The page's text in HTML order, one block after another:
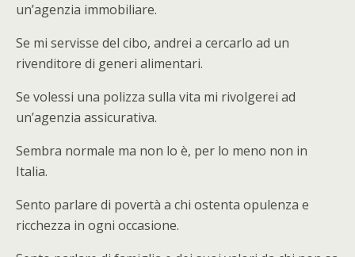
un’agenzia immobiliare.
Se mi servisse del cibo, andrei a cercarlo ad un
rivenditore di generi alimentari.
Se volessi una polizza sulla vita mi rivolgerei ad
un’agenzia assicurativa.
Sembra normale ma non lo è, per lo meno non in
Italia.
Sento parlare di povertà a chi ostenta opulenza e
ricchezza in ogni occasione.